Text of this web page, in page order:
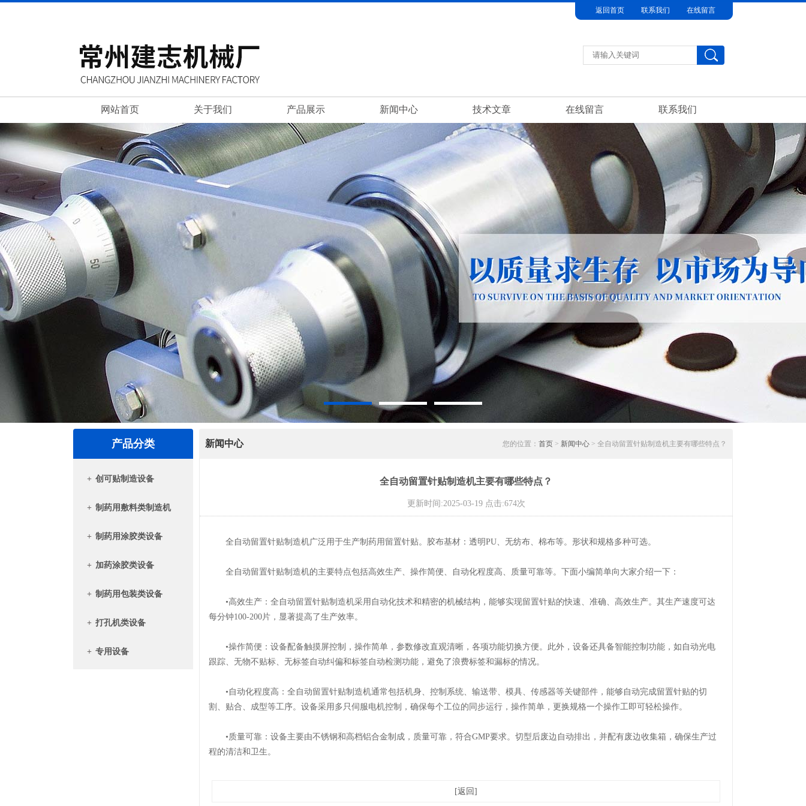
返回首页 联系我们 在线留言
网站首页 关于我们 产品展示 新闻中心 技术文章 在线留言 联系我们
产品分类
+ 创可贴制造设备
+ 制药用敷料类制造机
+ 制药用涂胶类设备
+ 加药涂胶类设备
+ 制药用包装类设备
+ 打孔机类设备
+ 专用设备
新闻中心 您的位置： 首页 > 新闻中心 > 全自动留置针贴制造机主要有哪些特点？
全自动留置针贴制造机主要有哪些特点？
更新时间:2025-03-19 点击:674次
全自动留置针贴制造机广泛用于生产制药用留置针贴。胶布基材：透明PU、无纺布、棉布等。形状和规格多种可选。
全自动留置针贴制造机的主要特点包括高效生产、操作简便、自动化程度高、质量可靠等。‌下面小编简单向大家介绍一下：
‌•高效生产‌：全自动留置针贴制造机采用自动化技术和精密的机械结构，能够实现留置针贴的快速、准确、高效生产。其生产速度可达
每分钟100-200片，显著提高了生产效率‌。
‌•操作简便‌：设备配备触摸屏控制，操作简单，参数修改直观清晰，各项功能切换方便。此外，设备还具备智能控制功能，如自动光电
跟踪、无物不贴标、无标签自动纠偏和标签自动检测功能，避免了浪费标签和漏标的情况‌。
‌•自动化程度高‌：全自动留置针贴制造机通常包括机身、控制系统、输送带、模具、传感器等关键部件，能够自动完成留置针贴的切
割、贴合、成型等工序。设备采用多只伺服电机控制，确保每个工位的同步运行，操作简单，更换规格一个操作工即可轻松操作‌。
‌•质量可靠‌：设备主要由不锈钢和高档铝合金制成，质量可靠，符合GMP要求。切型后废边自动排出，并配有废边收集箱，确保生产过
程的清洁和卫生‌。
[返回]